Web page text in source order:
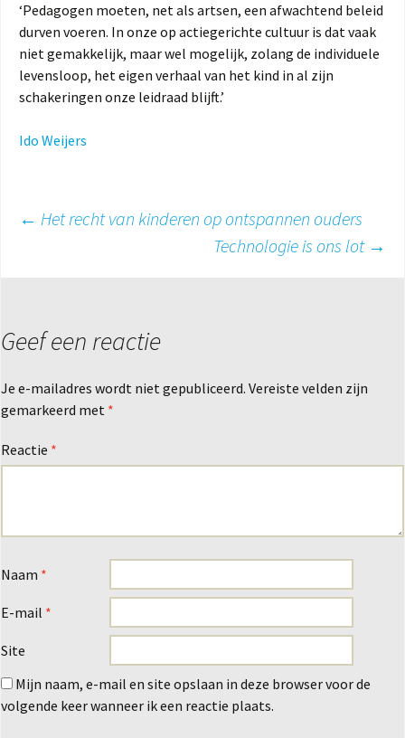
‘Pedagogen moeten, net als artsen, een afwachtend beleid
durven voeren. In onze op actiegerichte cultuur is dat vaak
niet gemakkelijk, maar wel mogelijk, zolang de individuele
levensloop, het eigen verhaal van het kind in al zijn
schakeringen onze leidraad blijft.’
Ido Weijers
Berichtnavigatie
← Het recht van kinderen op ontspannen ouders
Technologie is ons lot →
Geef een reactie
Je e-mailadres wordt niet gepubliceerd. Vereiste velden zijn
gemarkeerd met *
Reactie *
Naam *
E-mail *
Site
Mijn naam, e-mail en site opslaan in deze browser voor de
volgende keer wanneer ik een reactie plaats.